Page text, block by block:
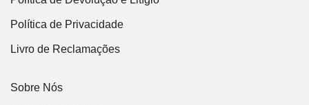
Política de Privacidade
Livro de Reclamações
Sobre Nós